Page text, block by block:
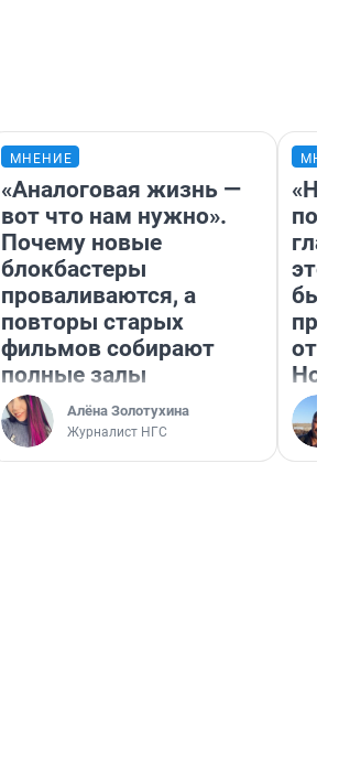
МНЕНИЕ
«Аналоговая жизнь —
вот что нам нужно».
Почему новые
блокбастеры
проваливаются, а
повторы старых
фильмов собирают
полные залы
Алёна Золотухина
Журналист НГС
этого
бьет